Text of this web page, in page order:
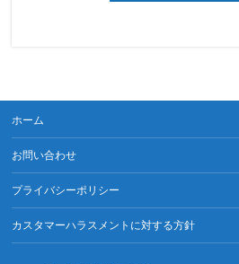
ホーム
お問い合わせ
プライバシーポリシー
カスタマーハラスメントに対する方針